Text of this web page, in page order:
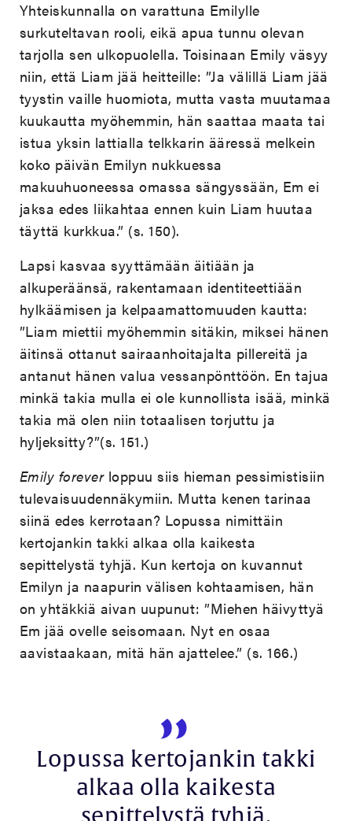
Yhteiskunnalla on varattuna Emilylle
surkuteltavan rooli, eikä apua tunnu olevan
tarjolla sen ulkopuolella. Toisinaan Emily väsyy
niin, että Liam jää heitteille: ”Ja välillä Liam jää
tyystin vaille huomiota, mutta vasta muutamaa
kuukautta myöhemmin, hän saattaa maata tai
istua yksin lattialla telkkarin ääressä melkein
koko päivän Emilyn nukkuessa
makuuhuoneessa omassa sängyssään, Em ei
jaksa edes liikahtaa ennen kuin Liam huutaa
täyttä kurkkua.” (s. 150).
Lapsi kasvaa syyttämään äitiään ja
alkuperäänsä, rakentamaan identiteettiään
hylkäämisen ja kelpaamattomuuden kautta:
”Liam miettii myöhemmin sitäkin, miksei hänen
äitinsä ottanut sairaanhoitajalta pillereitä ja
antanut hänen valua vessanpönttöön. En tajua
minkä takia mulla ei ole kunnollista isää, minkä
takia mä olen niin totaalisen torjuttu ja
hyljeksitty?”(s. 151.)
Emily forever loppuu siis hieman pessimistisiin
tulevaisuudennäkymiin. Mutta kenen tarinaa
siinä edes kerrotaan? Lopussa nimittäin
kertojankin takki alkaa olla kaikesta
sepittelystä tyhjä. Kun kertoja on kuvannut
Emilyn ja naapurin välisen kohtaamisen, hän
on yhtäkkiä aivan uupunut: ”Miehen häivyttyä
Em jää ovelle seisomaan. Nyt en osaa
aavistaakaan, mitä hän ajattelee.” (s. 166.)
Lopussa kertojankin takki
alkaa olla kaikesta